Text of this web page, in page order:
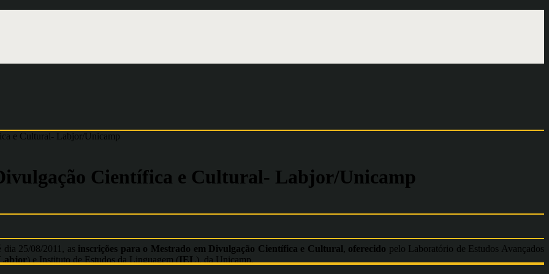
e Cultural- Labjor/Unicamp
Científica e Cultural- Labjor/Unicamp
dia 25/08/2011, as inscrições para o Mestrado em Divulgação Científica e Cultural, oferecido pelo Laboratório de Estudos Avançados
) e Instituto de Estudos da Linguagem (IEL ), da Unicamp.